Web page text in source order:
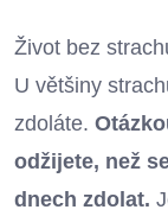
Život bez
U většiny
zdoláte.
odžijete, než
dnech zdolat.